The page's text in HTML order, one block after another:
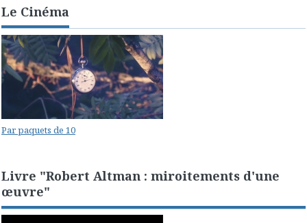
Le Cinéma
Par paquets de 10
Livre "Robert Altman : miroitements d'une
œuvre"